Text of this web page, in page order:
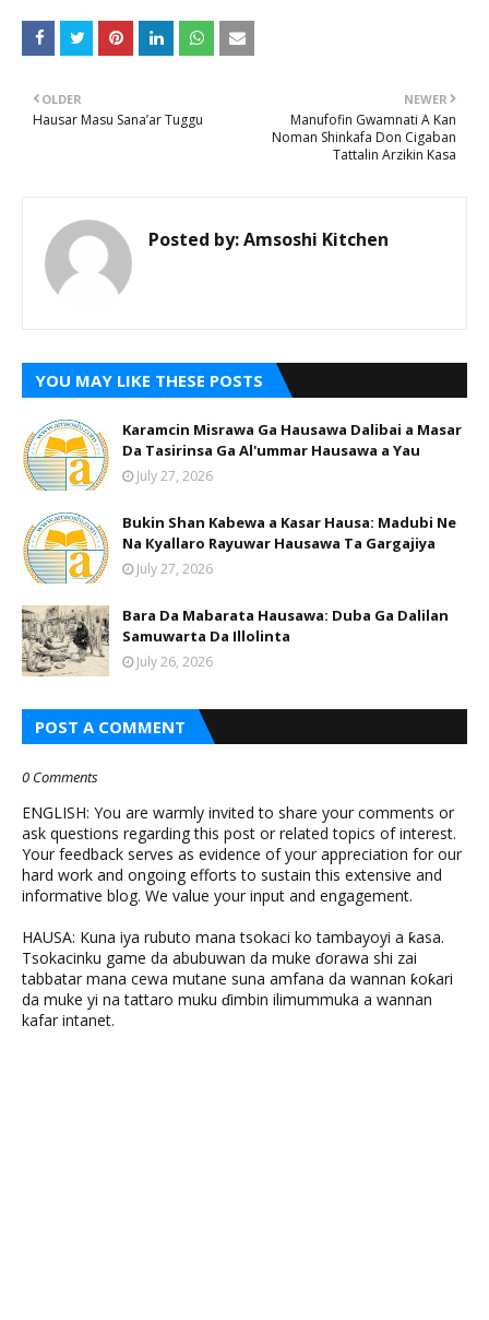
NEWER
Manufofin Gwamnati A Kan
Noman Shinkafa Don Cigaban
Tattalin Arzikin Kasa
OLDER
Hausar Masu Sana’ar Tuggu
Posted by:Amsoshi Kitchen
YOU MAY LIKE THESE POSTS
Karamcin Misrawa Ga Hausawa Dalibai a Masar
Da Tasirinsa Ga Al'ummar Hausawa a Yau
July 27, 2026
Bukin Shan Kabewa a Kasar Hausa: Madubi Ne
Na Кyallaro Rayuwar Hausawa Ta Gargajiya
July 27, 2026
Bara Da Mabarata Hausawa: Duba Ga Dalilan
Samuwarta Da Illolinta
July 26, 2026
POST A COMMENT
0 Comments
ENGLISH: You are warmly invited to share your comments or
ask questions regarding this post or related topics of interest.
Your feedback serves as evidence of your appreciation for our
hard work and ongoing efforts to sustain this extensive and
informative blog. We value your input and engagement.
HAUSA: Kuna iya rubuto mana tsokaci ko tambayoyi a ƙasa.
Tsokacinku game da abubuwan da muke ɗorawa shi zai
tabbatar mana cewa mutane suna amfana da wannan ƙoƙari
da muke yi na tattaro muku ɗimbin ilimummuka a wannan
kafar intanet.